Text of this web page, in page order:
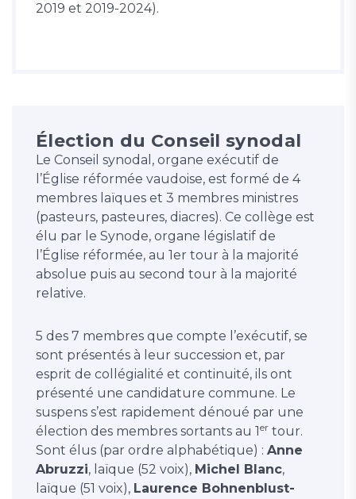
2019 et 2019-2024).
Élection du Conseil synodal
Le Conseil synodal, organe exécutif de
l’Église réformée vaudoise, est formé de 4
membres laïques et 3 membres ministres
(pasteurs, pasteures, diacres). Ce collège est
élu par le Synode, organe législatif de
l’Église réformée, au 1er tour à la majorité
absolue puis au second tour à la majorité
relative.
5 des 7 membres que compte l’exécutif, se
sont présentés à leur succession et, par
esprit de collégialité et continuité, ils ont
présenté une candidature commune. Le
suspens s’est rapidement dénoué par une
élection des membres sortants au 1er tour.
Sont élus (par ordre alphabétique) : Anne
Abruzzi, laïque (52 voix), Michel Blanc,
laïque (51 voix), Laurence Bohnenblust-